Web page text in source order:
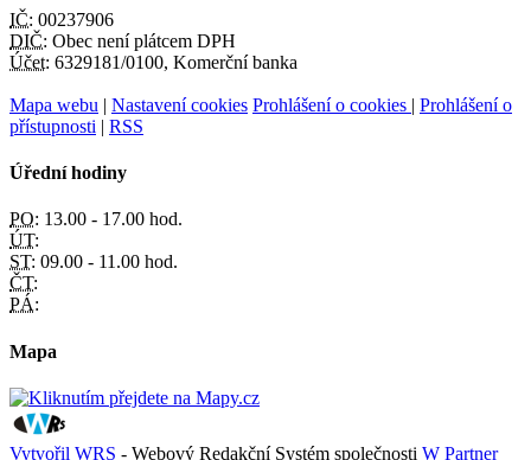
IČ: 00237906
DIČ: Obec není plátcem DPH
Účet: 6329181/0100, Komerční banka
Mapa webu | Nastavení cookies Prohlášení o cookies | Prohlášení o
přístupnosti | RSS
Úřední hodiny
PO: 13.00 - 17.00 hod.
ÚT:
ST: 09.00 - 11.00 hod.
ČT:
PÁ:
Mapa
Vytvořil WRS - Webový Redakční Systém společnosti W Partner